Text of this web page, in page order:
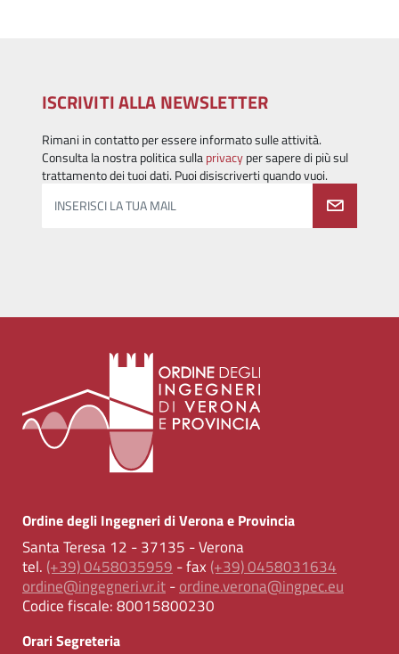
ISCRIVITI ALLA NEWSLETTER
Rimani in contatto per essere informato sulle attività.
Consulta la nostra politica sullaprivacyper sapere di più sul
trattamento dei tuoi dati. Puoi disiscriverti quando vuoi.
INSERISCI LA TUA MAIL
Ordine degli Ingegneri di Verona e Provincia
Santa Teresa 12 - 37135 - Verona
tel. (+39) 0458035959 - fax (+39) 0458031634
ordine@ingegneri.vr.it-ordine.verona@ingpec.eu
Codice fiscale:80015800230
Orari Segreteria